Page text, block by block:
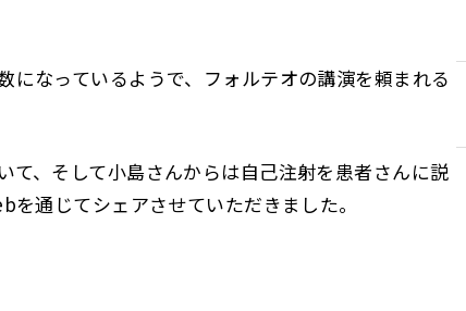
なっているようで、フォルテオの講演を頼まれる
、そして小島さんからは自己注射を患者さんに説
通じてシェアさせていただきました。